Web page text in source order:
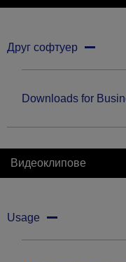
Друг софтуер
Downloads for
Видеоклипове
Usage